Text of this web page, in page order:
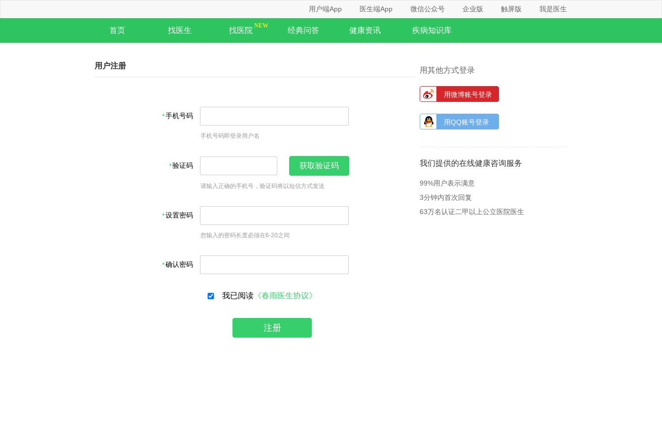
用户端App 医生端App 微信公众号 企业版 触屏版 我是医生
首页 找医生 找医院 经典问答 健康资讯 疾病知识库
用户注册
手机号码
手机号码即登录用户名
验证码 获取验证码
请输入正确的手机号，验证码将以短信方式发送
设置密码
您输入的密码长度必须在6-20之间
确认密码
我已阅读 《春雨医生协议》
注册
用其他方式登录
用微博账号登录
用QQ账号登录
我们提供的在线健康咨询服务
99%用户表示满意
3分钟内首次回复
63万名认证二甲以上公立医院医生